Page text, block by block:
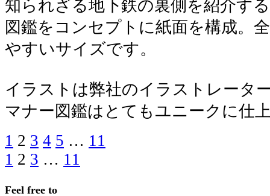
知られざる地下鉄の裏側を紹介す
図鑑をコンセプトに紙面を構成。
やすいサイズです。
イラストは弊社のイラストレータ
マナー図鑑はとてもユニークに仕
投
稿
Page
1 Page
2 Page
3 Page
4 Page
5 … Page
11
投
Page
1 Page
2 Page
3 … Page
11
Feel free to